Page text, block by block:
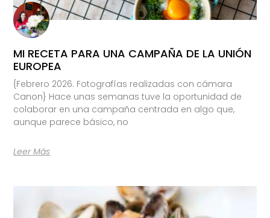
MI RECETA PARA UNA CAMPAÑA DE LA UNIÓN
EUROPEA
{Febrero 2026. Fotografías realizadas con cámara
Canon} Hace unas semanas tuve la oportunidad de
colaborar en una campaña centrada en algo que,
aunque parece básico, no
Leer Más